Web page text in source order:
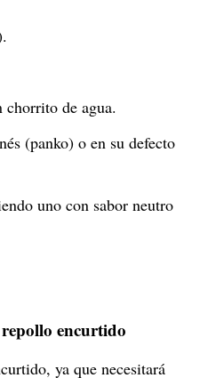
chorrito de agua.
(panko) o en su defecto
uno con sabor neutro
encurtido
ya que necesitará